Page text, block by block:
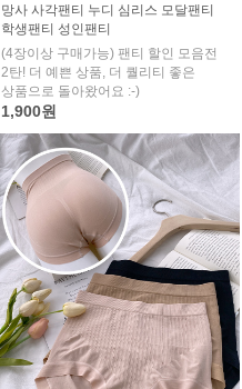
망사 사각팬티 누디 심리스 모달팬티
학생팬티 성인팬티
(4장이상 구매가능) 팬티 할인 모음전
2탄! 더 예쁜 상품, 더 퀄리티 좋은
상품으로 돌아왔어요 :-)
1,900원